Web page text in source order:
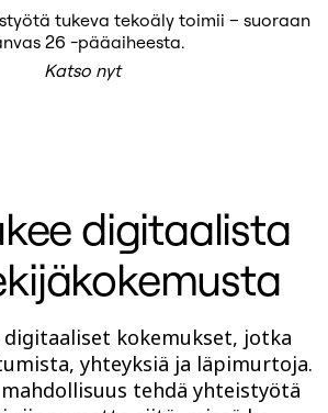
Canvas™
MCP-palvelin
AI-pelikirjat
palvelin
Guard
sovelluksia
tukeva tekoäly toimii – suoraan
26 -pääaiheesta.
Katso nyt
digitaalista
kokemukset, jotka
yhteyksiä ja läpimurtoja.
tehdä yhteistyötä